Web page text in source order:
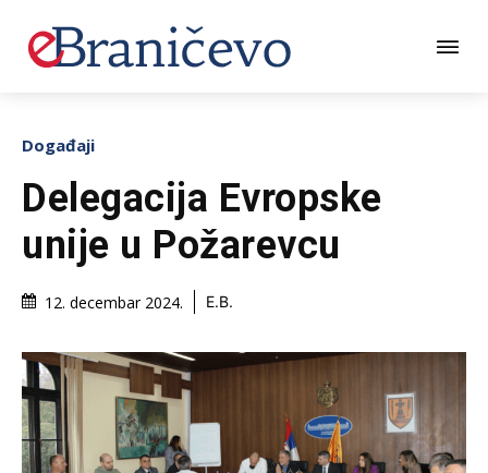
Događaji
Delegacija Evropske
unije u Požarevcu
12. decembar 2024. E.B.